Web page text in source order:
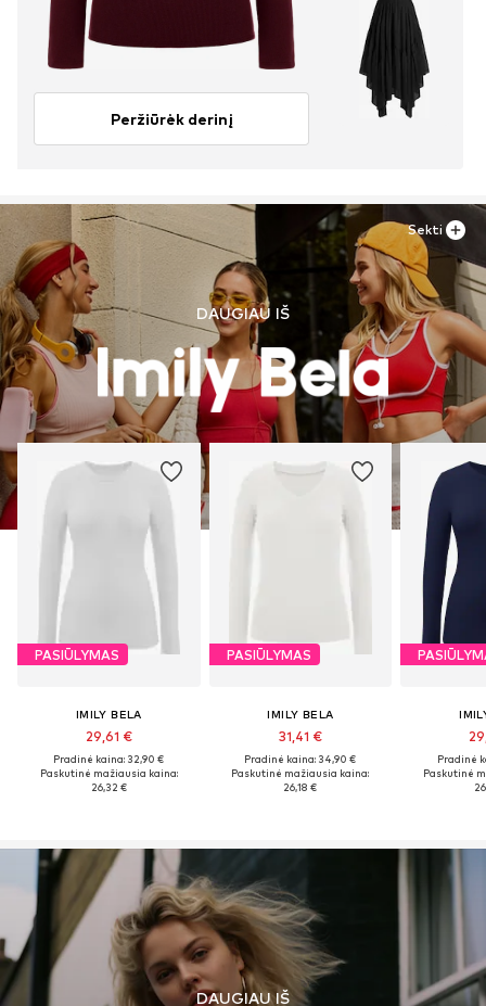
Peržiūrėk derinį
DAUGIAU IŠ
PASIŪLYMAS
IMILY BELA
29,61 €
Pradinė kaina: 32,90 €
Paskutinė mažiausia kaina:
26,32 €
PASIŪLYMAS
IMILY BELA
31,41 €
Pradinė kaina: 34,90 €
Paskutinė mažiausia kaina:
26,18 €
Pradinė
Paskutinė
Sekti
DAUGIAU IŠ